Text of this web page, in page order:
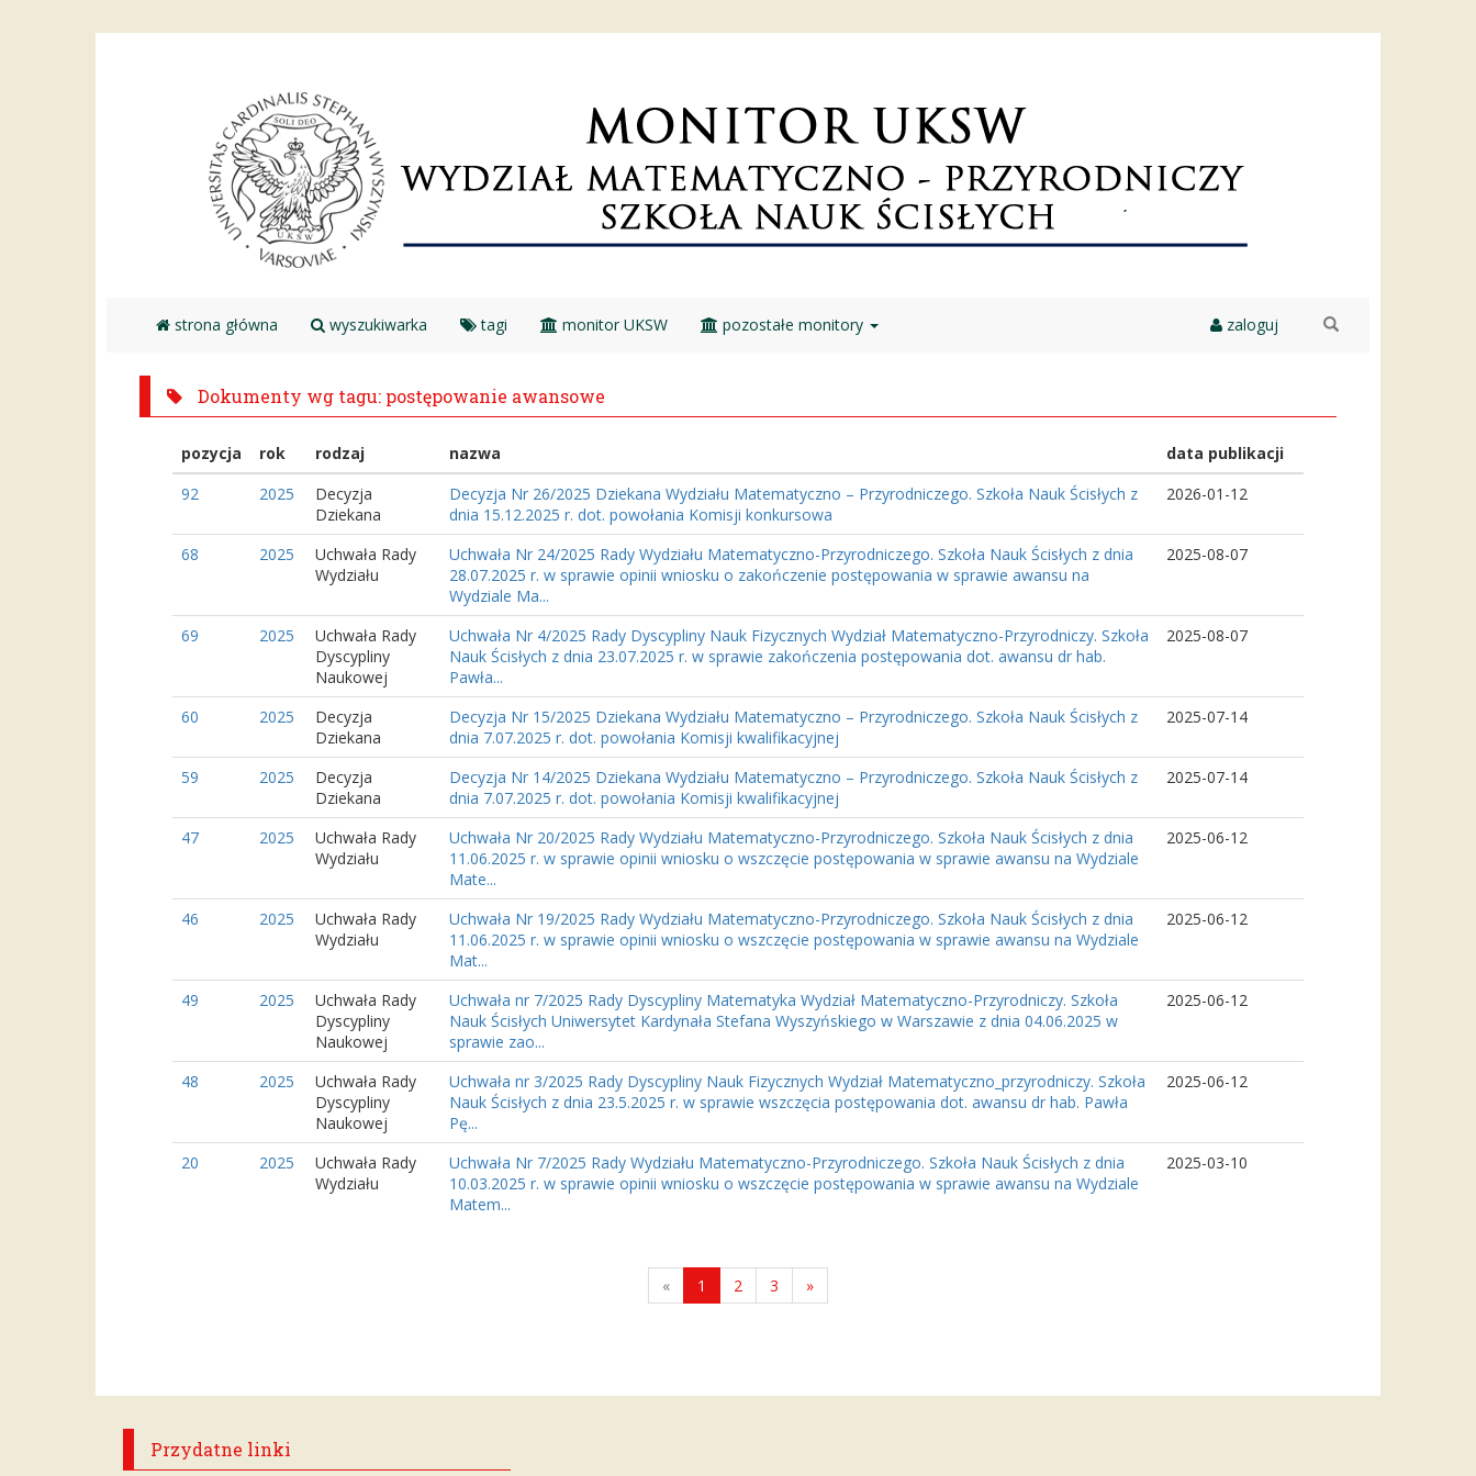
strona główna wyszukiwarka tagi monitor UKSW pozostałe monitory zaloguj
Dokumenty wg tagu: postępowanie awansowe
pozycja rok rodzaj nazwa
data publikacji
92
2025
Decyzja
Dziekana
Decyzja Nr 26/2025 Dziekana Wydziału Matematyczno – Przyrodniczego. Szkoła Nauk Ścisłych z
dnia 15.12.2025 r. dot. powołania Komisji konkursowa
2026-01-12
68 2025
Uchwała Rady
Wydziału
Uchwała Nr 24/2025 Rady Wydziału Matematyczno-Przyrodniczego. Szkoła Nauk Ścisłych z dnia
28.07.2025 r. w sprawie opinii wniosku o zakończenie postępowania w sprawie awansu na
Wydziale Ma...
2025-08-07
69 2025
Uchwała Rady
Dyscypliny
Naukowej
Uchwała Nr 4/2025 Rady Dyscypliny Nauk Fizycznych Wydział Matematyczno-Przyrodniczy. Szkoła
Nauk Ścisłych z dnia 23.07.2025 r. w sprawie zakończenia postępowania dot. awansu dr hab.
Pawła...
2025-08-07
60 2025
Decyzja
Dziekana
Decyzja Nr 15/2025 Dziekana Wydziału Matematyczno – Przyrodniczego. Szkoła Nauk Ścisłych z
dnia 7.07.2025 r. dot. powołania Komisji kwalifikacyjnej
2025-07-14
59 2025
Decyzja
Dziekana
Decyzja Nr 14/2025 Dziekana Wydziału Matematyczno – Przyrodniczego. Szkoła Nauk Ścisłych z
dnia 7.07.2025 r. dot. powołania Komisji kwalifikacyjnej
2025-07-14
47 2025
Uchwała Rady
Wydziału
Uchwała Nr 20/2025 Rady Wydziału Matematyczno-Przyrodniczego. Szkoła Nauk Ścisłych z dnia
11.06.2025 r. w sprawie opinii wniosku o wszczęcie postępowania w sprawie awansu na Wydziale
Mate...
2025-06-12
46 2025
Uchwała Rady
Wydziału
Uchwała Nr 19/2025 Rady Wydziału Matematyczno-Przyrodniczego. Szkoła Nauk Ścisłych z dnia
11.06.2025 r. w sprawie opinii wniosku o wszczęcie postępowania w sprawie awansu na Wydziale
Mat...
2025-06-12
49 2025
Uchwała Rady
Dyscypliny
Naukowej
Uchwała nr 7/2025 Rady Dyscypliny Matematyka Wydział Matematyczno-Przyrodniczy. Szkoła
Nauk Ścisłych Uniwersytet Kardynała Stefana Wyszyńskiego w Warszawie z dnia 04.06.2025 w
sprawie zao...
2025-06-12
48 2025
Uchwała Rady
Dyscypliny
Naukowej
Uchwała nr 3/2025 Rady Dyscypliny Nauk Fizycznych Wydział Matematyczno_przyrodniczy. Szkoła
Nauk Ścisłych z dnia 23.5.2025 r. w sprawie wszczęcia postępowania dot. awansu dr hab. Pawła
Pę...
2025-06-12
20 2025
Uchwała Rady
Wydziału
Uchwała Nr 7/2025 Rady Wydziału Matematyczno-Przyrodniczego. Szkoła Nauk Ścisłych z dnia
10.03.2025 r. w sprawie opinii wniosku o wszczęcie postępowania w sprawie awansu na Wydziale
Matem...
2025-03-10
« 1 2 3 »
Przydatne linki